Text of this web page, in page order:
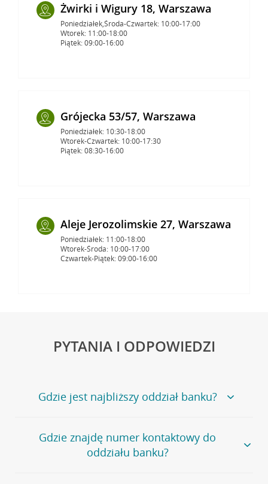
Żwirki i Wigury 18, Warszawa
Poniedziałek,Środa-Czwartek: 10:00-17:00
Wtorek: 11:00-18:00
Piątek: 09:00-16:00
Grójecka 53/57, Warszawa
Poniedziałek: 10:30-18:00
Wtorek-Czwartek: 10:00-17:30
Piątek: 08:30-16:00
Aleje Jerozolimskie 27, Warszawa
Poniedziałek: 11:00-18:00
Wtorek-Środa: 10:00-17:00
Czwartek-Piątek: 09:00-16:00
PYTANIA I ODPOWIEDZI
Gdzie jest najbliższy oddział banku?
Jeśli szukasz oddziału naszego banku, zapraszamy na
stronęPlacówki i bankomaty, na której znajduje się
wygodna wyszukiwarka.
Gdzie znajdę numer kontaktowy do
oddziału banku?